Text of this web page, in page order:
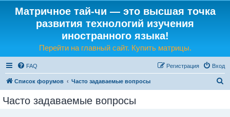
Матричное тай-чи — это высшая точка
развития технологий изучения
иностранного языка!
Перейти на главный сайт. Купить матрицы.
FAQ Вход
Регистрация
Список форумов Часто задаваемые вопросы
Часто задаваемые вопросы